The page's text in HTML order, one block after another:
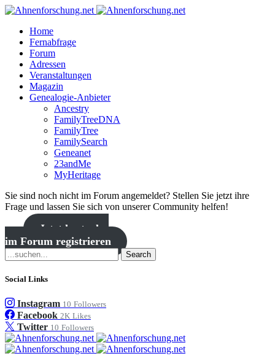
Home
Fernabfrage
Forum
Adressen
Veranstaltungen
Magazin
Genealogie-Anbieter
Ancestry
FamilyTreeDNA
FamilyTree
FamilySearch
Geneanet
23andMe
MyHeritage
Sie sind noch nicht im Forum angemeldet? Stellen Sie jetzt ihre
Frage und lassen Sie sich von unserer Community helfen!
Jetzt kostenlos
im Forum registrieren
Search
Social Links
Instagram 10 Followers
Facebook 2K Likes
Twitter 10 Followers